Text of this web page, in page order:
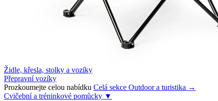
Židle, křesla, stolky a vozíky
Přepravní vozíky
Prozkoumejte celou nabídku Celá sekce Outdoor a turistika →
Cvičební a tréninkové pomůcky ▼